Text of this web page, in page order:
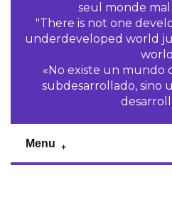
seul monde
"There is not one
underdeveloped world
«No existe un mundo
subdesarrollado, sino
Menu